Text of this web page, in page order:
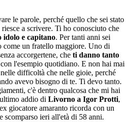
le parole, perché quello che sei stato
a scrivere. Ti ho conosciuto che
idolo e capitano. Per tanti anni sei
come un fratello maggiore. Uno di
accorgertene, che ti danno tanto
l'esempio quotidiano. E non hai mai
difficoltà che nelle gioie, perché
avevo bisogno di te. Ti devo tanto.
c'è dentro qualcosa che mi hai
addio di Livorno a Igor Protti,
giocatore amaranto ricorda con un
scomparso ieri all'età di 58 anni.